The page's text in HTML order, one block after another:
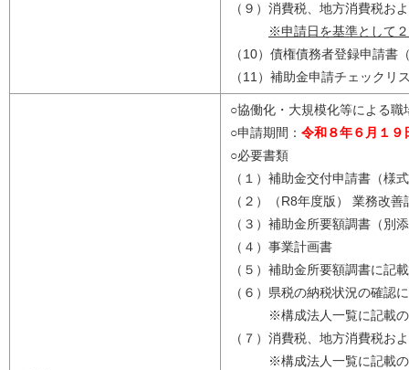
（９）消費税、地方消費税お
※申請日を基準として
（10）債権債務者登録申請書
（11）補助金申請チェックリ
○協働化・大規模化等による職
○申請期間： 令和８年６月１９
○必要書類
（１）補助金交付申請書（様
（２）（R8年度版） 業務改善
（３）補助金所要額調書（別
（４）事業計画書
（５）補助金所要額調書に記
（６）県税の納税状況の確認
※構成法人一覧に記載の
（７）消費税、地方消費税お
※構成法人一覧に記載の